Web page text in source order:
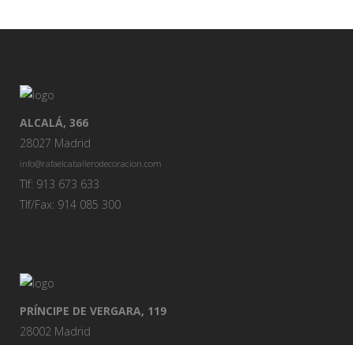
ALCALÁ, 366
28027 Madrid
info@rafaelcaballerodecoracion.com
Tlf: 913 673 633
Tlf/Fax: 914 085 300
PRÍNCIPE DE VERGARA, 119
28002 Madrid